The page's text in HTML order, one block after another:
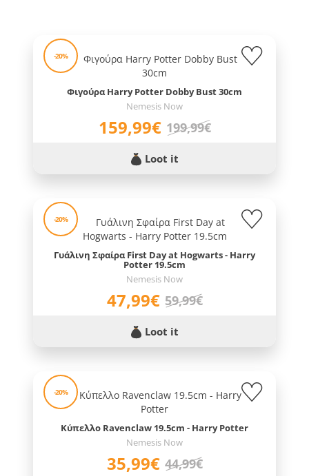
-20%
Φιγούρα Harry Potter Dobby Bust 30cm
Nemesis Now
159,99€ 199,99€
Loot it
-20%
Γυάλινη Σφαίρα First Day at Hogwarts - Harry
Potter 19.5cm
Nemesis Now
47,99€ 59,99€
Loot it
-20%
Κύπελλο Ravenclaw 19.5cm - Harry Potter
Nemesis Now
35,99€ 44,99€